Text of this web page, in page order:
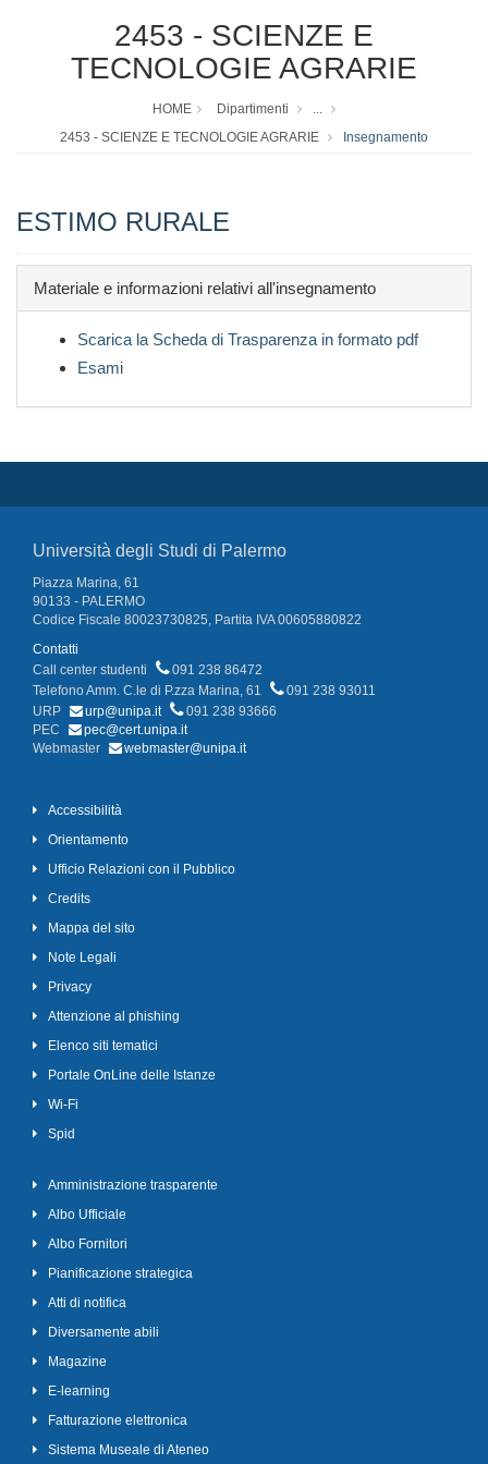
2453 - SCIENZE E
TECNOLOGIE AGRARIE
HOME Dipartimenti
...
2453 - SCIENZE E TECNOLOGIE AGRARIE
Insegnamento
ESTIMO RURALE
Materiale e informazioni relativi all'insegnamento
Scarica la Scheda di Trasparenza in formato pdf
Esami
Università degli Studi di Palermo
Piazza Marina, 61
90133 - PALERMO
Codice Fiscale 80023730825, Partita IVA 00605880822
Contatti
Call center studenti
091 238 86472
Telefono Amm. C.le di P.zza Marina, 61
091 238 93011
URP
urp@unipa.it
091 238 93666
PEC
pec@cert.unipa.it
Webmaster
webmaster@unipa.it
Accessibilità
Orientamento
Ufficio Relazioni con il Pubblico
Credits
Mappa del sito
Note Legali
Privacy
Attenzione al phishing
Elenco siti tematici
Portale OnLine delle Istanze
Wi-Fi
Spid
Amministrazione trasparente
Albo Ufficiale
Albo Fornitori
Pianificazione strategica
Atti di notifica
Diversamente abili
Magazine
E-learning
Fatturazione elettronica
Sistema Museale di Ateneo